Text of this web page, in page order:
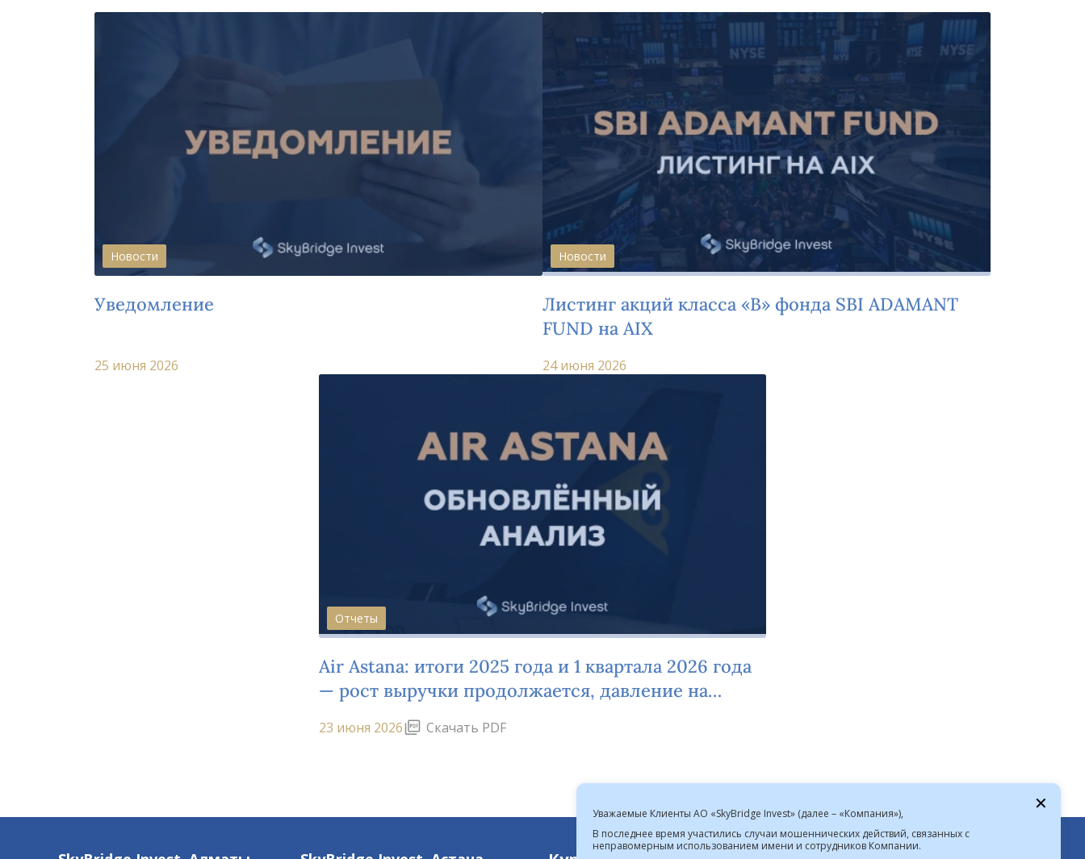
Новости
Уведомление
25 июня 2026
Новости
Листинг акций класса «B» фонда SBI ADAMANT
FUND на AIX
24 июня 2026
Отчеты
Air Astana: итоги 2025 года и 1 квартала 2026 года
— рост выручки продолжается, давление на
рентабельность сохраняется
23 июня 2026 Скачать PDF
✕
Уважаемые Клиенты АО «SkyBridge Invest» (далее – «Компания»),
В последнее время участились случаи мошеннических действий, связанных с
неправомерным использованием имени и сотрудников Компании.